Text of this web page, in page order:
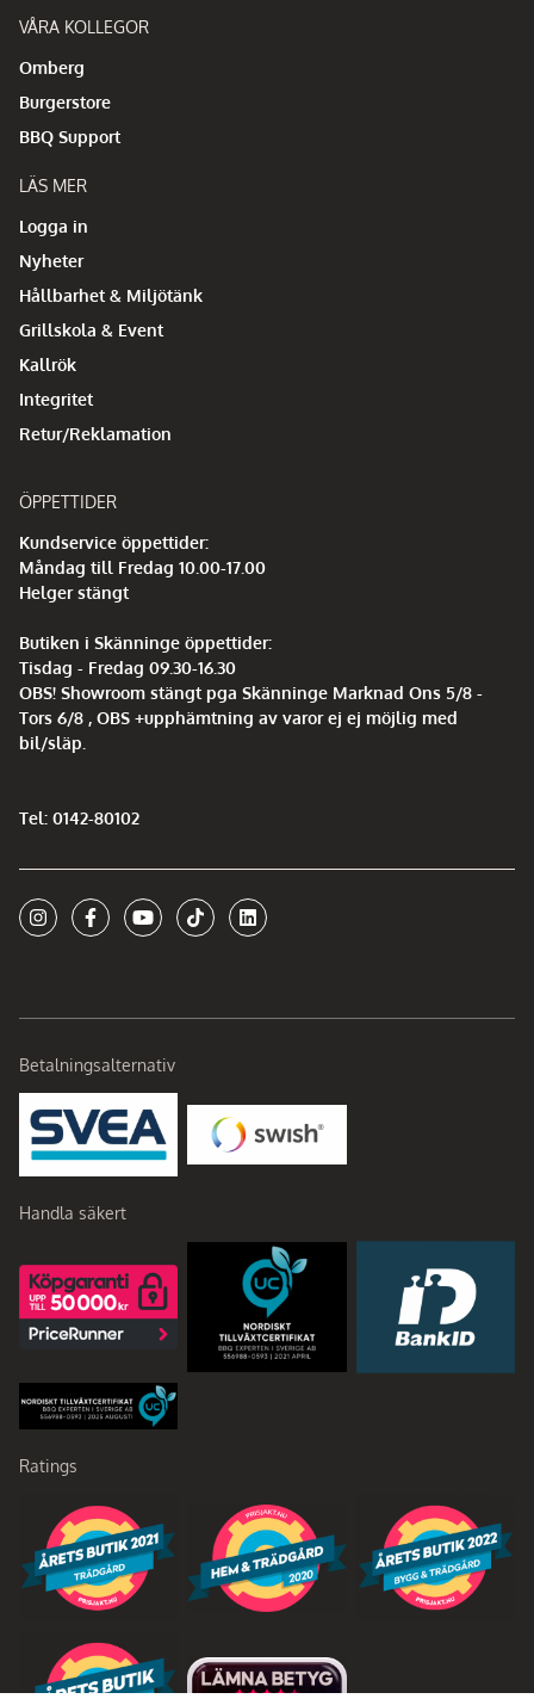
VÅRA KOLLEGOR
Omberg
Burgerstore
BBQ Support
LÄS MER
Logga in
Nyheter
Hållbarhet & Miljötänk
Grillskola & Event
Kallrök
Integritet
Retur/Reklamation
ÖPPETTIDER
Kundservice öppettider:
Måndag till Fredag 10.00-17.00
Helger stängt
Butiken i Skänninge öppettider:
Tisdag - Fredag 09.30-16.30
OBS! Showroom stängt pga Skänninge Marknad Ons 5/8 -
Tors 6/8 , OBS +upphämtning av varor ej ej möjlig med
bil/släp.
Tel: 0142-80102
Betalningsalternativ
Handla säkert
Ratings